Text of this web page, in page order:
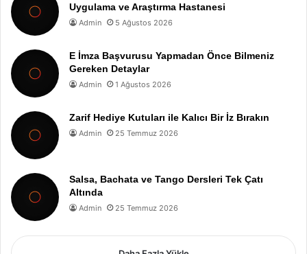
Uygulama ve Araştırma Hastanesi
Admin 5 Ağustos 2026
E İmza Başvurusu Yapmadan Önce Bilmeniz
Gereken Detaylar
Admin 1 Ağustos 2026
Zarif Hediye Kutuları ile Kalıcı Bir İz Bırakın
Admin 25 Temmuz 2026
Salsa, Bachata ve Tango Dersleri Tek Çatı
Altında
Admin 25 Temmuz 2026